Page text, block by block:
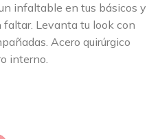
infaltable en tus básicos y
Levanta tu look con
Acero quirúrgico
interno.